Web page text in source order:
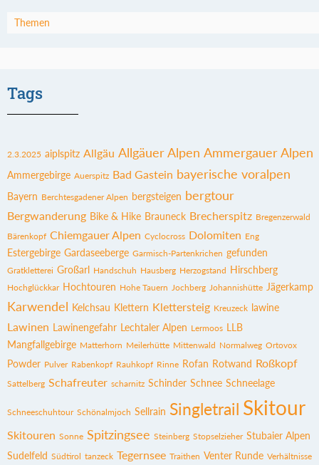
Themen
Tags
2.3.2025 aiplspitz Allgäu Allgäuer Alpen Ammergauer Alpen
Ammergebirge Auerspitz Bad Gastein bayerische voralpen
Bayern Berchtesgadener Alpen bergsteigen bergtour
Bergwanderung Bike & Hike Brauneck Brecherspitz Bregenzerwald
Bärenkopf Chiemgauer Alpen Cyclocross Dolomiten Eng
Estergebirge Gardaseeberge Garmisch-Partenkrichen gefunden
Gratkletterei Großarl Handschuh Hausberg Herzogstand Hirschberg
Hochglückkar Hochtouren Hohe Tauern Jochberg Johannishütte Jägerkamp
Karwendel Kelchsau Klettern Klettersteig Kreuzeck lawine
Lawinen Lawinengefahr Lechtaler Alpen Lermoos LLB
Mangfallgebirge Matterhorn Meilerhütte Mittenwald Normalweg Ortovox
Powder Pulver Rabenkopf Rauhkopf Rinne Rofan Rotwand Roßkopf
Sattelberg Schafreuter scharnitz Schinder Schnee Schneelage
Schneeschuhtour Schönalmjoch Sellrain Singletrail Skitour
Skitouren Sonne Spitzingsee Steinberg Stopselzieher Stubaier Alpen
Sudelfeld Südtirol tanzeck Tegernsee Traithen Venter Runde Verhältnisse